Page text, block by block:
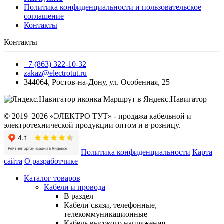
Политика конфиденциальности и пользовательское
соглашение
Контакты
Контакты
+7 (863) 322-10-32
zakaz@electrotut.ru
344064, Ростов-на-Дону, ул. Особенная, 25
Маршрут в Яндекс.Навигатор
© 2019–2026 «ЭЛЕКТРО ТУТ» - продажа кабельной и
электротехнической продукции оптом и в розницу.
Политика конфиденциальности Карта
сайта О разработчике
Каталог товаров
Кабели и провода
В раздел
Кабели связи, телефонные,
телекоммуникационные